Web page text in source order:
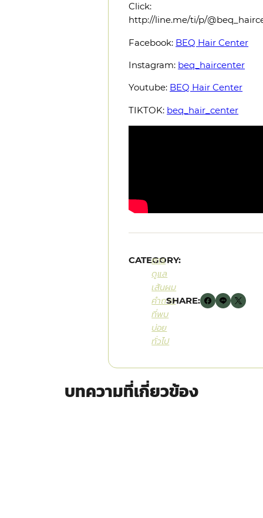
Click:
http://line.me/ti/p/
Facebook: BEQ Hair Center
Instagram: beq_haircenter
Youtube: BEQ Hair Center
TIKTOK: beq_hair_center
CATEGORY:
การ
ดูแล
เส้นผม
คำถาม
ที่พบ
บ่อย
ทั่วไป
SHARE:
บทความที่เกี่ยวข้อง